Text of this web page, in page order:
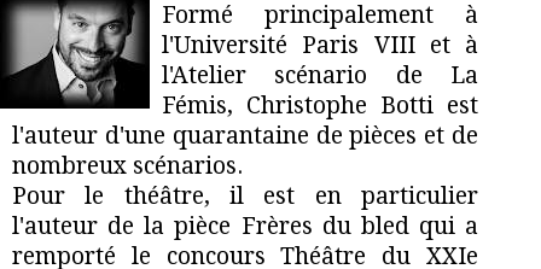
Formé principalement à
l'Université Paris VIII et à
l'Atelier scénario de La
Fémis, Christophe Botti est
l'auteur d'une quarantaine de pièces et de
nombreux scénarios.
Pour le théâtre, il est en particulier
l'auteur de la pièce Frères du bled qui a
remporté le concours Théâtre du XXIe